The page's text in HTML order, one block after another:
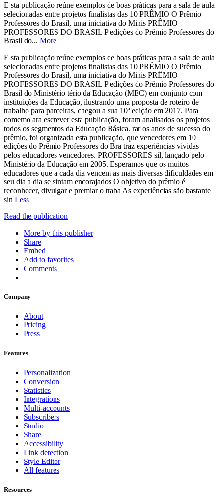
E sta publicação reúne exemplos de boas práticas para a sala de aula
selecionadas entre projetos finalistas das 10 PRÊMIO O Prêmio
Professores do Brasil, uma iniciativa do Minis­ PRÊMIO
PROFESSORES DO BRASIL P edições do Prêmio Professores do
Brasil do... More
E sta publicação reúne exemplos de boas práticas para a sala de aula
selecionadas entre projetos finalistas das 10 PRÊMIO O Prêmio
Professores do Brasil, uma iniciativa do Minis­ PRÊMIO
PROFESSORES DO BRASIL P edições do Prêmio Professores do
Brasil do Ministério tério da Educação (MEC) em conjunto com
instituições da Educação, ilustrando uma proposta de roteiro de
trabalho para parceiras, chegou a sua 10ª edição em 2017. Para
comemo­ ara escrever esta publicação, foram analisados os projetos
todos os segmentos da Educação Básica. rar os anos de sucesso do
prêmio, foi organizada esta publicação, que vencedores em 10
edições do Prêmio Professores do Bra­ traz experiências vividas
pelos educadores vencedores. PROFESSORES sil, lançado pelo
Ministério da Educação em 2005. Esperamos que os muitos
educadores que a cada dia vencem as mais diversas dificuldades em
seu dia a dia se sintam encorajados O objetivo do prêmio é
reconhecer, divulgar e premiar o traba­ As experiências são bastante
sin Less
Read the publication
More by this publisher
Share
Embed
Add to favorites
Comments
Company
About
Pricing
Press
Features
Personalization
Conversion
Statistics
Integrations
Multi-accounts
Subscribers
Studio
Share
Accessibility
Link detection
Style Editor
All features
Resources